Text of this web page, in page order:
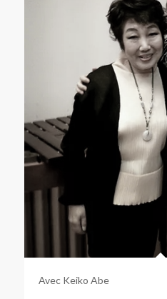
Avec Keiko Abe